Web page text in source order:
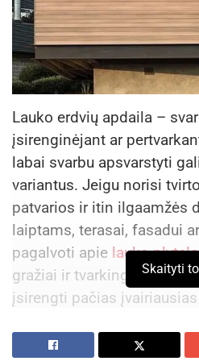
geriausia tiesiog
lūkesčius ir galimybes“, –
Pranešimas spaudai.
Lauko erdvių apdaila –
įsirenginėjant ar
labai svarbu apsvarstyti
variantus. Jeigu norisi
patvarios ir itin ilgaamžės
laiptams, terasai, fasadui
pagalvoti apie lauko
gražiai ir tvarkingai,
įsirengti pačias
Skaityti